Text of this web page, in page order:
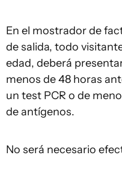
En el mostrador de
de salida, todo
edad, deberá
menos de 48 horas
un test PCR o de
de antígenos.
No será necesario